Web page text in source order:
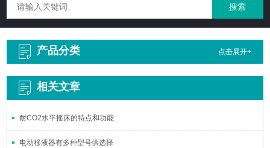
产品分类 点击展开+
相关文章
耐CO2水平摇床的特点和功能
电动移液器有多种型号供选择